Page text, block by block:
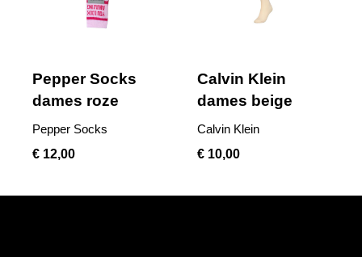
Pepper Socks
dames roze
Pepper Socks
€ 12,00
Calvin Klein
dames beige
Calvin Klein
€ 10,00